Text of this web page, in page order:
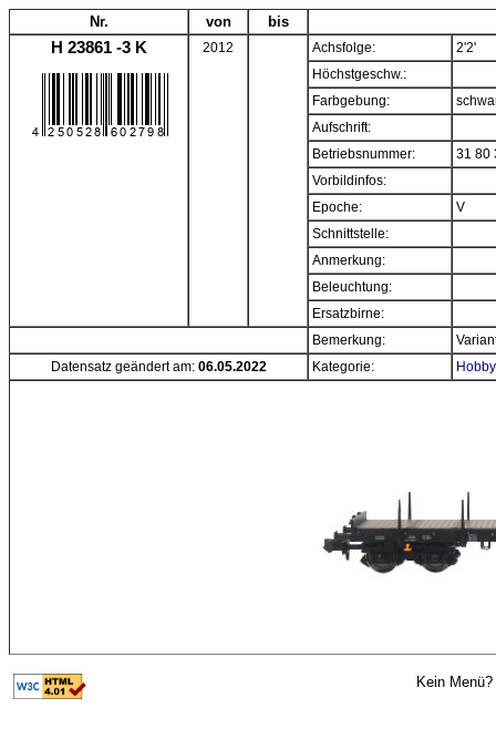
Nr. von bis
H 23861 -3 K 2012 Achsfolge:
2'2'
Höchstgeschw.:
Farbgebung:
Aufschrift:
Betriebsnummer:
31 80
Vorbildinfos:
Epoche:
V
Schnittstelle:
Anmerkung:
Beleuchtung:
Ersatzbirne:
Bemerkung:
Datensatz geändert am: 06.05.2022 Kategorie:
Kein